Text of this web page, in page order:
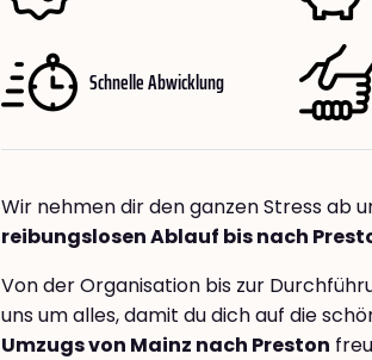
Schnelle Abwicklung
Wir nehmen dir den ganzen Stress ab
reibungslosen Ablauf bis nach
Von der Organisation bis zur
uns um alles, damit du dich auf die
Umzugs von Mainz nach Preston